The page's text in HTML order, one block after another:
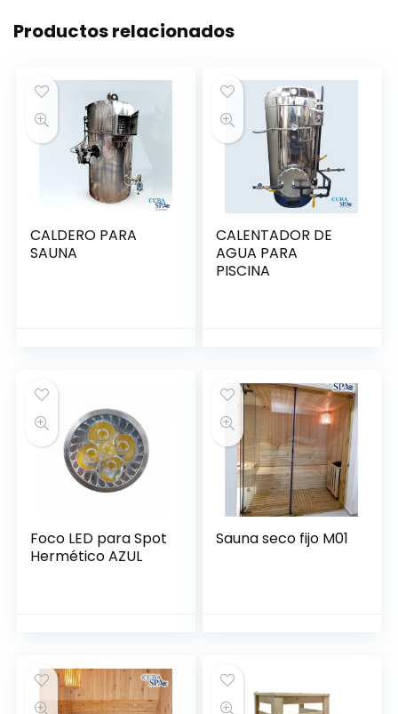
Productos relacionados
CALDERO PARA
SAUNA
CALENTADOR DE
AGUA PARA
PISCINA
Foco LED para Spot
Hermético AZUL
Sauna seco fijo M01